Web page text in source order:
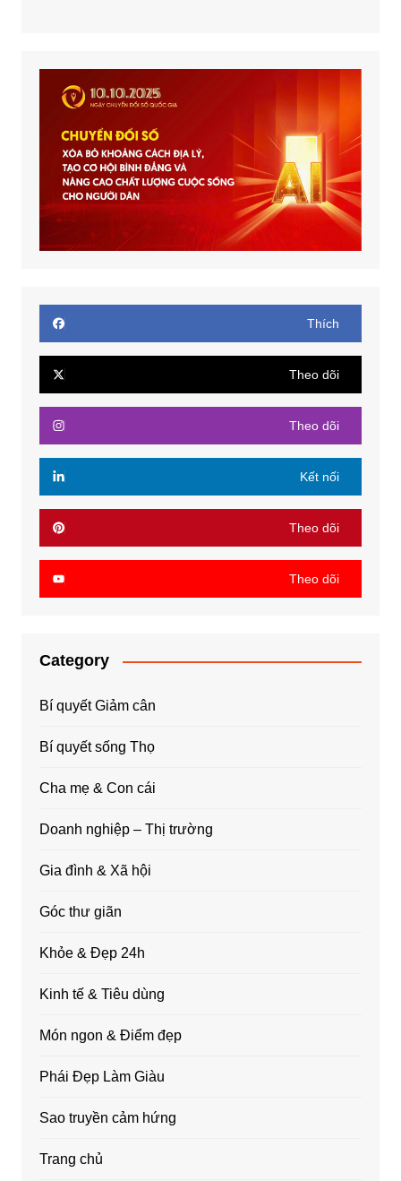
Thích
Theo dõi
Theo dõi
Kết nối
Theo dõi
Theo dõi
Category
Bí quyết Giảm cân
Bí quyết sống Thọ
Cha mẹ & Con cái
Doanh nghiệp – Thị trường
Gia đình & Xã hội
Góc thư giãn
Khỏe & Đẹp 24h
Kinh tế & Tiêu dùng
Món ngon & Điểm đẹp
Phái Đẹp Làm Giàu
Sao truyền cảm hứng
Trang chủ